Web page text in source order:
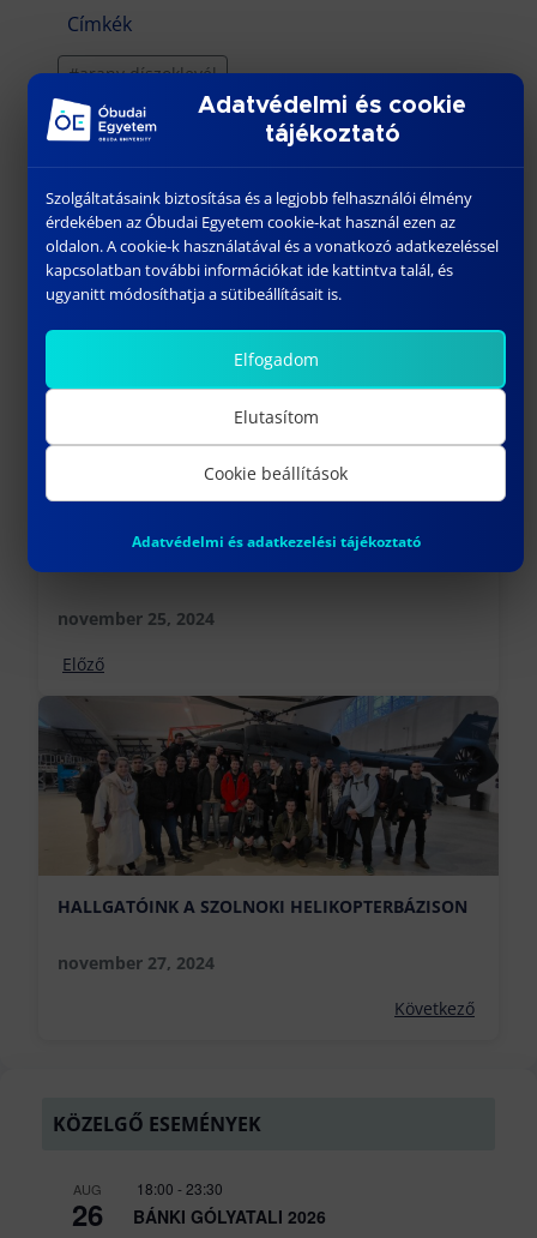
Címkék
#arany díszoklevél
További híreink
JELENTKEZZ AGILIS MŰSZAKI
november 25, 2024
Előző
HALLGATÓINK A SZOLNOKI HELIKOPTERBÁZISON
november 27, 2024
Következő
KÖZELGŐ ESEMÉNYEK
AUG
26
18:00 - 23:30
BÁNKI GÓLYATALI 2026
Adatvédelmi és cookie
tájékoztató
Szolgáltatásaink biztosítása és a legjobb felhasználói élmény
érdekében az Óbudai Egyetem cookie-kat használ ezen az
oldalon. A cookie-k használatával és a vonatkozó adatkezeléssel
kapcsolatban további információkat ide kattintva talál, és
ugyanitt módosíthatja a sütibeállításait is.
Elfogadom
Elutasítom
Cookie beállítások
Adatvédelmi és adatkezelési tájékoztató